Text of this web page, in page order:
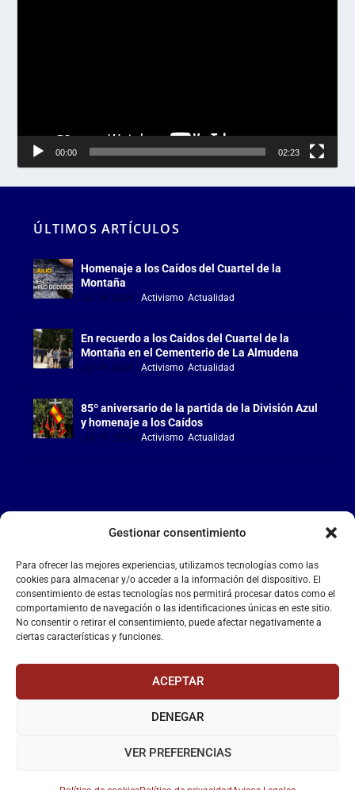
Gestionar consentimiento
Para ofrecer las mejores experiencias, utilizamos tecnologías como las
cookies para almacenar y/o acceder a la información del dispositivo. El
consentimiento de estas tecnologías nos permitirá procesar datos como el
comportamiento de navegación o las identificaciones únicas en este sitio.
No consentir o retirar el consentimiento, puede afectar negativamente a
ciertas características y funciones.
ACEPTAR
DENEGAR
VER PREFERENCIAS
00:00 02:23
ÚLTIMOS ARTÍCULOS
Homenaje a los Caídos del Cuartel de la
Montaña
Jul 18, 2026 |Activismo,Actualidad
En recuerdo a los Caídos del Cuartel de la
Montaña en el Cementerio de La Almudena
Jul 18, 2026 |Activismo,Actualidad
85º aniversario de la partida de la División Azul
y homenaje a los Caídos
Jul 15, 2026 |Activismo,Actualidad
LA FALANGE
Reproductor
de
vídeo